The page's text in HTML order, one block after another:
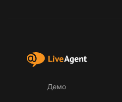
Демо